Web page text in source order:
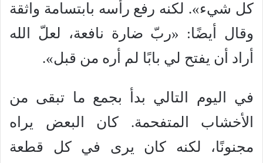
كل شيء». لكنه رفع رأسه بابتسامة واثقة
وقال أيضًا: «ربّ ضارة نافعة، لعلّ الله
أراد أن يفتح لي بابًا لم أره من قبل».
في اليوم التالي بدأ بجمع ما تبقى من
الأخشاب المتفحمة. كان البعض يراه
مجنونًا، لكنه كان يرى في كل قطعة